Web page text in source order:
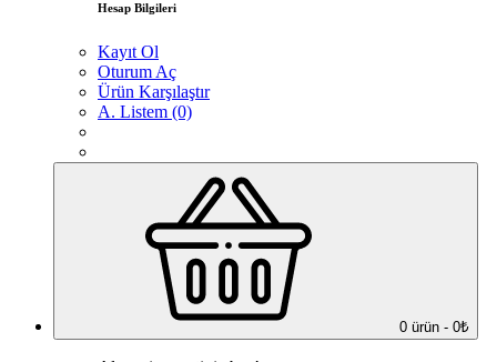
Hesap Bilgileri
Kayıt Ol
Oturum Aç
Ürün Karşılaştır
A. Listem (0)
0 ürün - 0₺